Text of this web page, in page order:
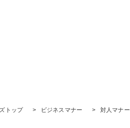
トップ > ビジネスマナー > 対人マナー